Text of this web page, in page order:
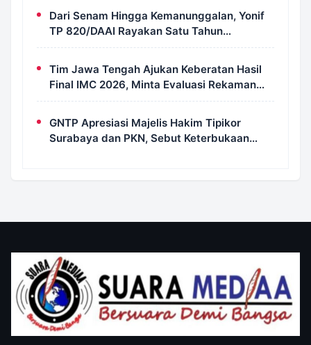
Dari Senam Hingga Kemanunggalan, Yonif
TP 820/DAAI Rayakan Satu Tahun
Pengabdian dengan Semangat
Kebersamaan
Tim Jawa Tengah Ajukan Keberatan Hasil
Final IMC 2026, Minta Evaluasi Rekaman
dan Scorecard Juri
GNTP Apresiasi Majelis Hakim Tipikor
Surabaya dan PKN, Sebut Keterbukaan